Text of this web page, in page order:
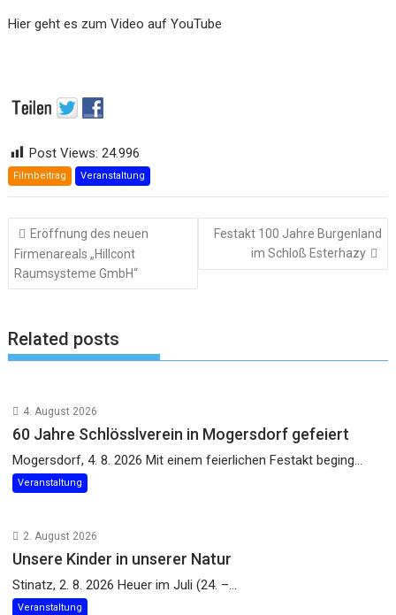
Hier geht es zum Video auf YouTube
Post Views: 24.996
Filmbeitrag Veranstaltung
Beitragsnavigation
Eröffnung des neuen
Firmenareals „Hillcont
Raumsysteme GmbH“
Festakt 100 Jahre Burgenland
im Schloß Esterhazy
Related posts
4. August 2026
60 Jahre Schlösslverein in Mogersdorf gefeiert
Mogersdorf, 4. 8. 2026 Mit einem feierlichen Festakt beging...
Veranstaltung
2. August 2026
Unsere Kinder in unserer Natur
Stinatz, 2. 8. 2026 Heuer im Juli (24. –...
Veranstaltung